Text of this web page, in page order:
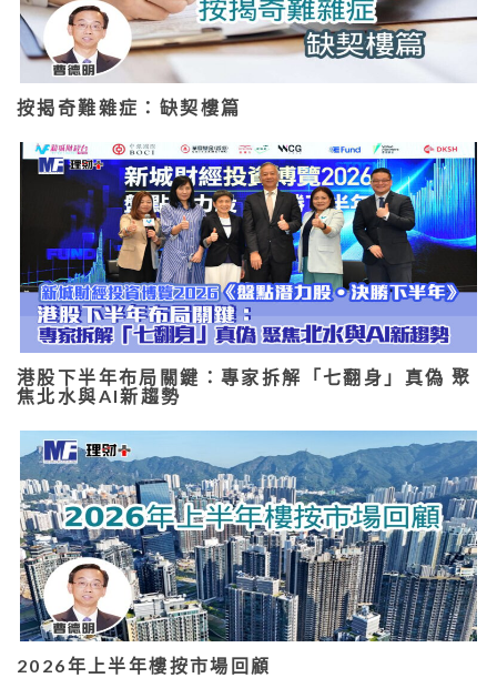
按揭奇難雜症：缺契樓篇
港股下半年布局關鍵：專家拆解「七翻身」真偽 聚
焦北水與AI新趨勢
2026年上半年樓按市場回顧